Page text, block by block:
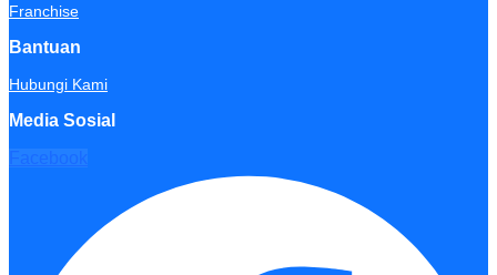
Franchise
Bantuan
Hubungi Kami
Media Sosial